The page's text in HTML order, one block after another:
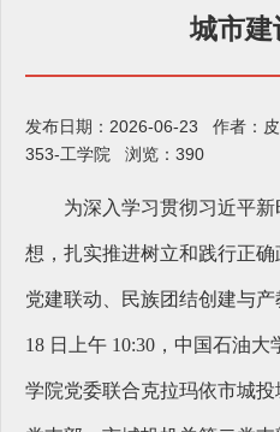
城市建
发布日期：2026-06-23 作者：
353-工学院 浏览： 390
为深入学习贯彻习近平
想，扎实推进树立和践行正
党建联动、民族团结创建与产
18 日上午 10:30，中国石油
学院党委联合克拉玛依市城